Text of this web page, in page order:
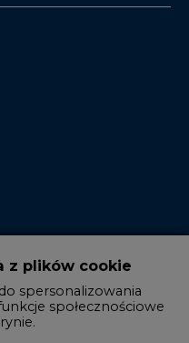
z plików cookie
spersonalizowania
społecznościowe